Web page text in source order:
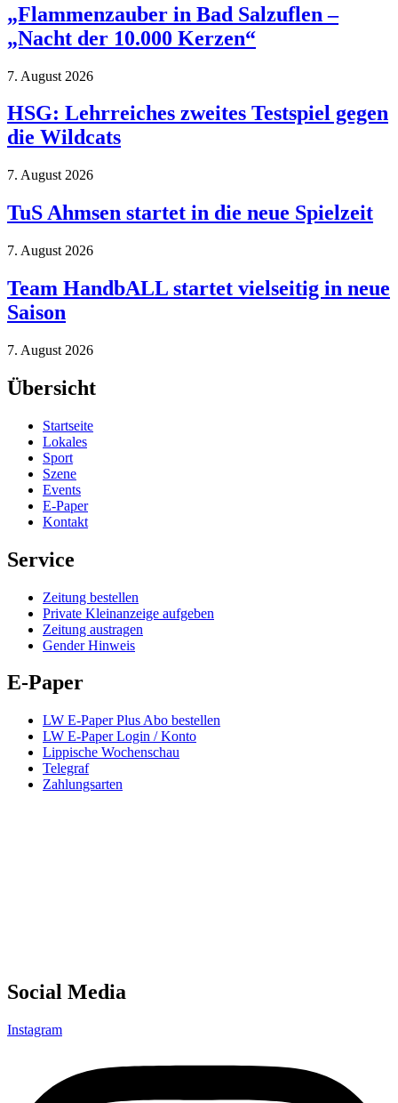
„Flammenzauber in Bad Salzuflen –
„Nacht der 10.000 Kerzen“
7. August 2026
HSG: Lehrreiches zweites Testspiel gegen
die Wildcats
7. August 2026
TuS Ahmsen startet in die neue Spielzeit
7. August 2026
Team HandbALL startet vielseitig in neue
Saison
7. August 2026
Übersicht
Startseite
Lokales
Sport
Szene
Events
E-Paper
Kontakt
Service
Zeitung bestellen
Private Kleinanzeige aufgeben
Zeitung austragen
Gender Hinweis
E-Paper
LW E-Paper Plus Abo bestellen
LW E-Paper Login / Konto
Lippische Wochenschau
Telegraf
Zahlungsarten
Social Media
Instagram